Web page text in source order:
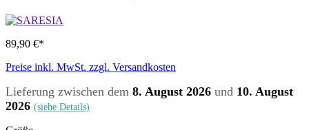
89,90 €*
Preise inkl. MwSt. zzgl. Versandkosten
Lieferung zwischen dem 8. August 2026 und 10. August
2026 (siehe Details)